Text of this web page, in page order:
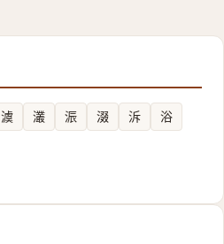
澞 灇 浱 涰 泝
浴